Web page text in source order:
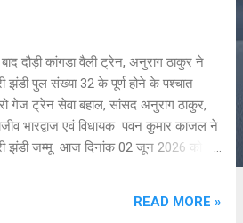
दौड़ी कांगड़ा वैली ट्रेन, अनुराग ठाकुर ने
झंडी पुल संख्या 32 के पूर्ण होने के पश्चात
गेज ट्रेन सेवा बहाल, सांसद अनुराग ठाकुर,
भारद्वाज एवं विधायक पवन कुमार काजल ने
झंडी जम्मू आज दिनांक 02 जून 2026 को
रेलवे स्टेशन से पुनः प्रारंभ किया
READ MORE »